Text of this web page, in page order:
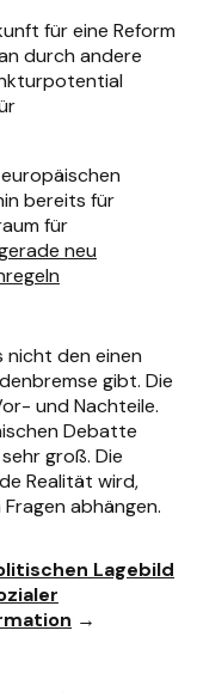
für eine Reform
durch andere
bereits für
für
neu
nicht den einen
gibt. Die
und Nachteile.
Debatte
groß. Die
Realität wird,
abhängen.
Lagebild
→